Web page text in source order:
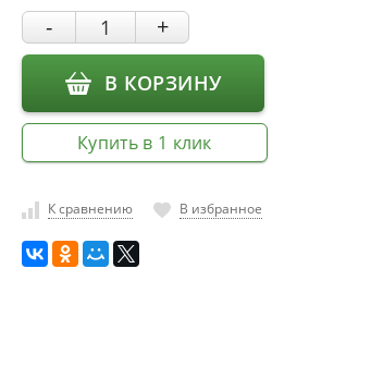
- +
В КОРЗИНУ
Купить в 1 клик
К сравнению В избранное